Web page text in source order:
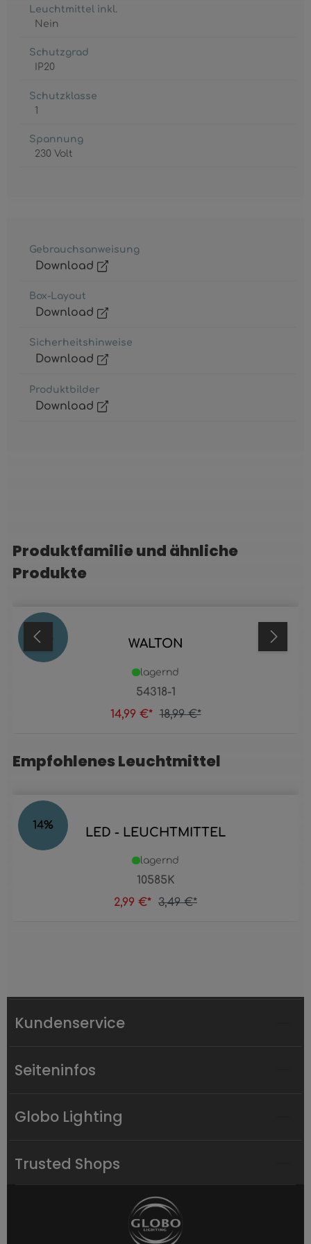
Leuchtmittel inkl.
Nein
Schutzgrad
IP20
Schutzklasse
1
Spannung
230 Volt
Gebrauchsanweisung
Download
Box-Layout
Download
Sicherheitshinweise
Download
Produktbilder
Download
Produktgalerie überspringen
Produktfamilie und ähnliche
Produkte
21 WALTON
54318-1
lagernd
14,99 €* 18,99 €*
Produktgalerie überspringen
Empfohlenes Leuchtmittel
14% LED - LEUCHTMITTEL
10585K
lagernd
2,99 €* 3,49 €*
Kundenservice
Seiteninfos
Globo Lighting
Trusted Shops